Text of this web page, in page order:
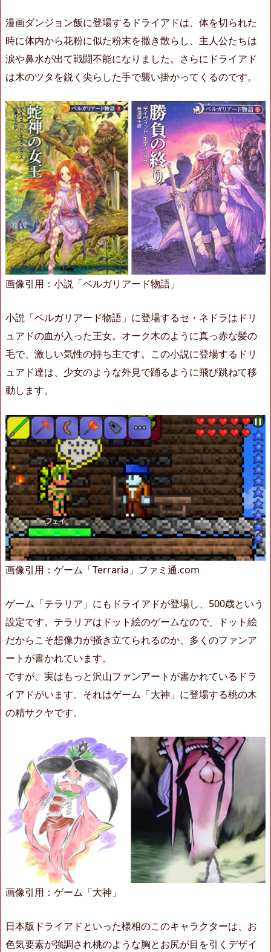
漫画ダンジョン飯に登場するドライアドは、体を切られた
時に体内から花粉に似た粉末を撒き散らし、主人公たちは
涙や鼻水が出て戦闘不能になりました。さらにドライアド
は木のツタを鋭く尖らした手で襲い掛かってくるのです。
画像引用：小説「ベルガリアード物語」
小説「ベルガリアード物語」に登場するセ・ネドラはドリ
ュアドの血が入った王女。オーク木のように真っ赤な髪の
毛で、激しい気性の持ち主です。この小説に登場するドリ
ュアド達は、少女のような外見で踊るように飛び跳ねて移
動します。
画像引用：ゲーム「Terraria」ファミ通.com
ゲーム「テラリア」にもドライアドが登場し、500歳という
設定です。テラリアはドット絵のゲームなので、ドット絵
だからこそ想像力が掻き立てられるのか、多くのファンア
ートが書かれています。
ですが、実はもっと沢山ファンアートが書かれているドラ
イアドがいます。それはゲーム「大神」に登場する桃の木
の精サクヤです。
画像引用：ゲーム「大神」
日本版ドライアドといった様相のこのキャラクターは、お
色気要素が強調され桃のような胸とお尻が目を引くデザイ